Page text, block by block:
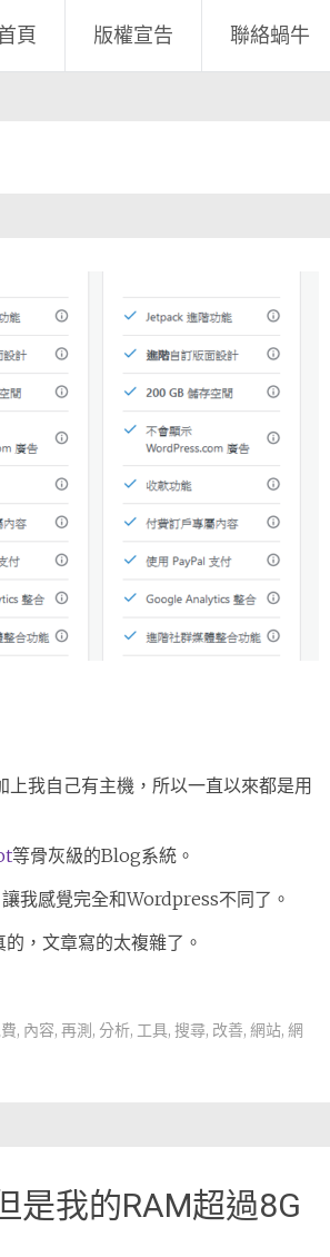
頁 版權宣告 聯絡蝸牛
我自己有主機，所以一直以來都是用
等骨灰級的Blog系統。
我感覺完全和Wordpress不同了。
，文章寫的太複雜了。
, 內容, 再測 , 分析, 工具, 搜尋, 改善, 網站, 網
是我的RAM超過8G